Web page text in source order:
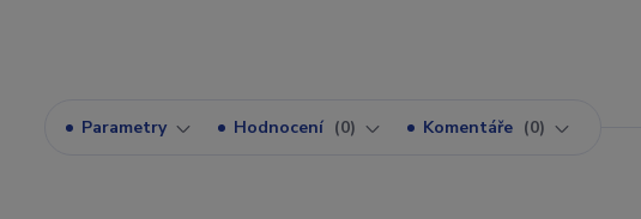
Parametry Hodnocení 0 Komentáře 0